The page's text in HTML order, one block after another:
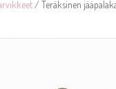
/ Teräksinen